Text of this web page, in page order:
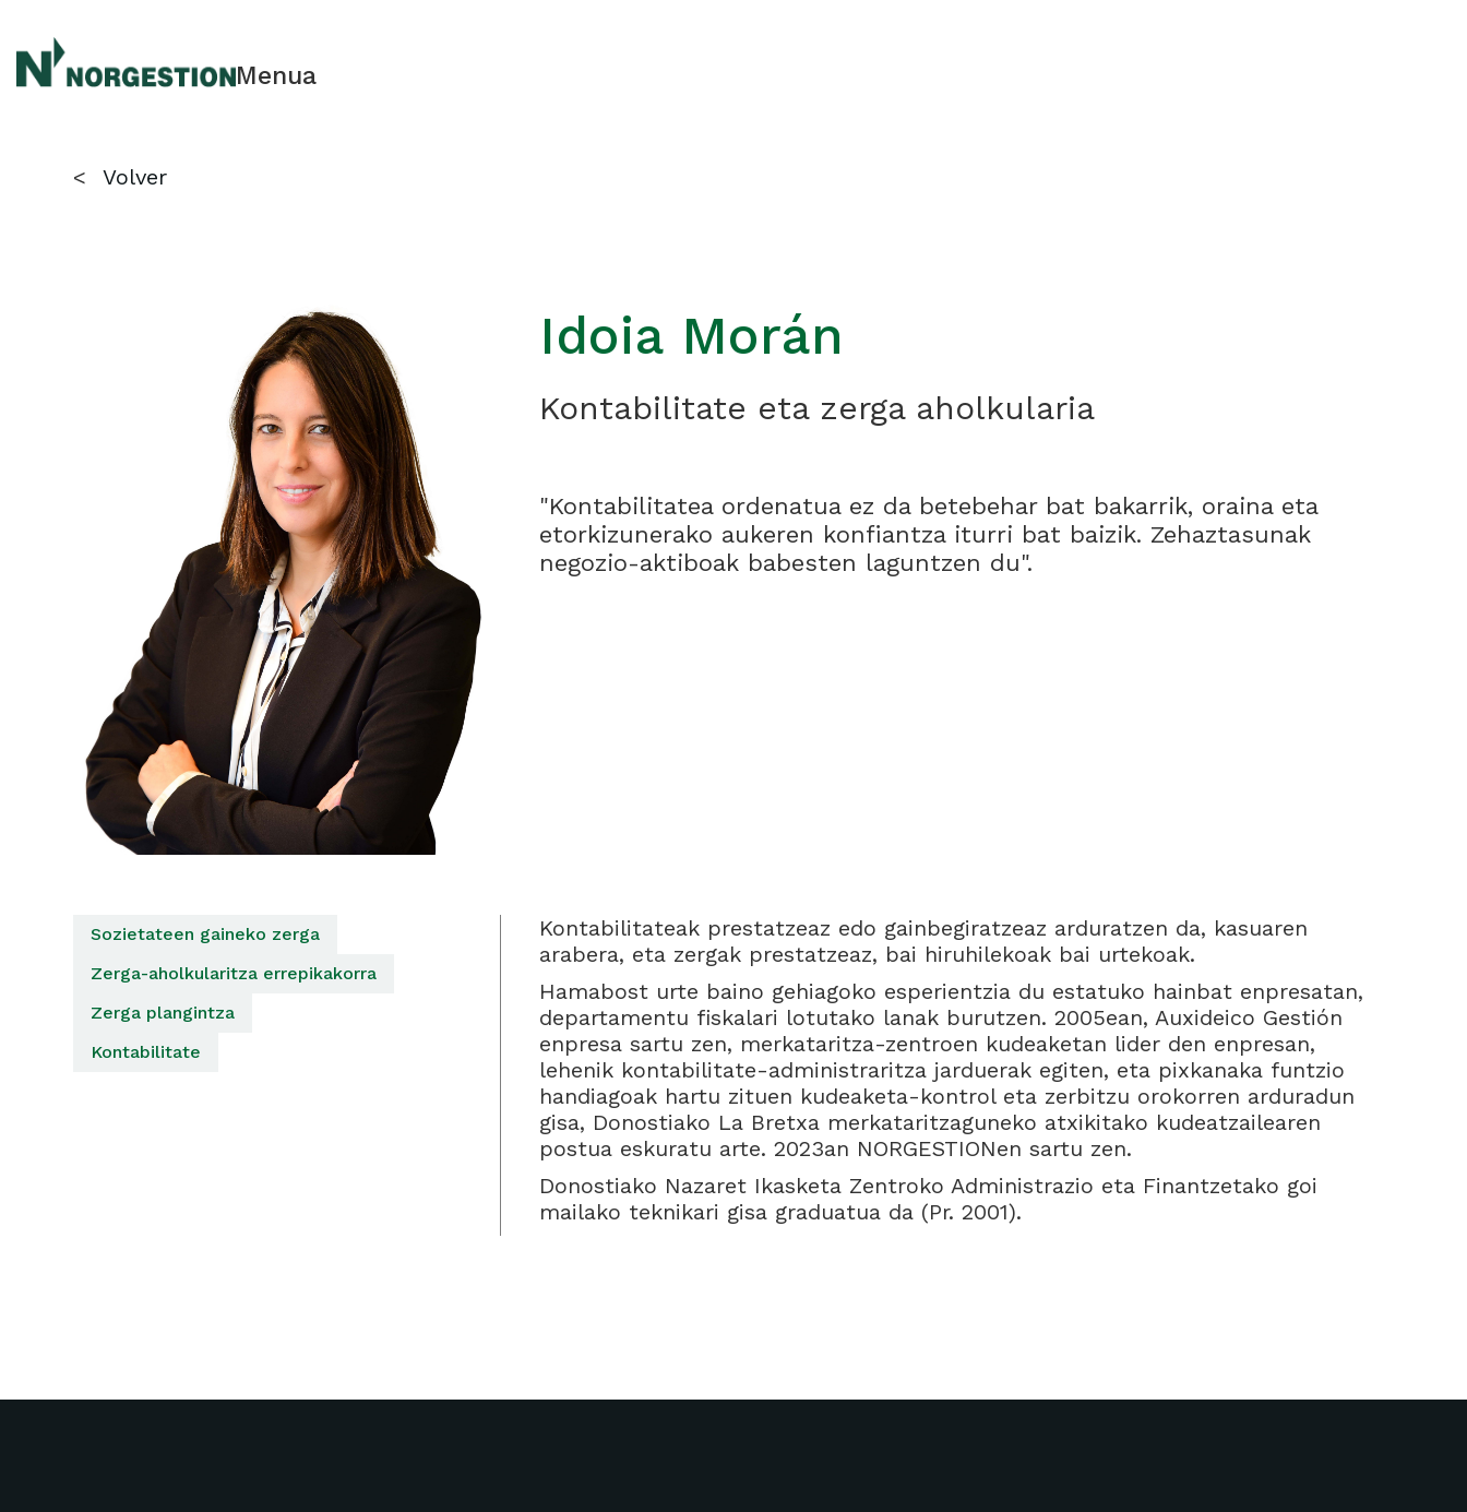
Menua
< Volver
Idoia Morán
Kontabilitate eta zerga aholkularia
"Kontabilitatea ordenatua ez da betebehar bat bakarrik, oraina eta
etorkizunerako aukeren konfiantza iturri bat baizik. Zehaztasunak
negozio-aktiboak babesten laguntzen du".
Sozietateen gaineko zerga
Zerga-aholkularitza errepikakorra
Zerga plangintza
Kontabilitate
Kontabilitateak prestatzeaz edo gainbegiratzeaz arduratzen da, kasuaren
arabera, eta zergak prestatzeaz, bai hiruhilekoak bai urtekoak.
Hamabost urte baino gehiagoko esperientzia du estatuko hainbat enpresatan,
departamentu fiskalari lotutako lanak burutzen. 2005ean, Auxideico Gestión
enpresa sartu zen, merkataritza-zentroen kudeaketan lider den enpresan,
lehenik kontabilitate-administraritza jarduerak egiten, eta pixkanaka funtzio
handiagoak hartu zituen kudeaketa-kontrol eta zerbitzu orokorren arduradun
gisa, Donostiako La Bretxa merkataritzaguneko atxikitako kudeatzailearen
postua eskuratu arte. 2023an NORGESTIONen sartu zen.
Donostiako Nazaret Ikasketa Zentroko Administrazio eta Finantzetako goi
mailako teknikari gisa graduatua da (Pr. 2001).